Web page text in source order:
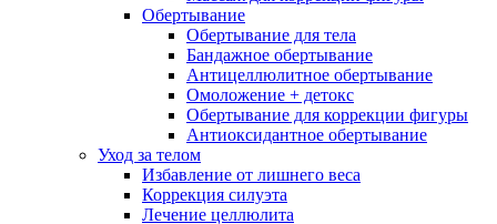
Обертывание
Обертывание для тела
Бандажное обертывание
Антицеллюлитное обертывание
Омоложение + детокс
Обертывание для коррекции фигуры
Антиоксидантное обертывание
Уход за телом
Избавление от лишнего веса
Коррекция силуэта
Лечение целлюлита